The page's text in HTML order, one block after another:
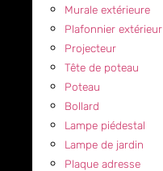
Murale extérieure
Plafonnier extérieur
Projecteur
Tête de poteau
Poteau
Bollard
Lampe piédestal
Lampe de jardin
Plaque adresse